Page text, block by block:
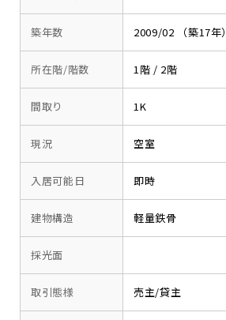
築年数 2009/02 （築17年）
所在階/階数 1階 / 2階
間取り 1K
現況 空室
入居可能日 即時
建物構造 軽量鉄骨
採光面
取引態様 売主/貸主